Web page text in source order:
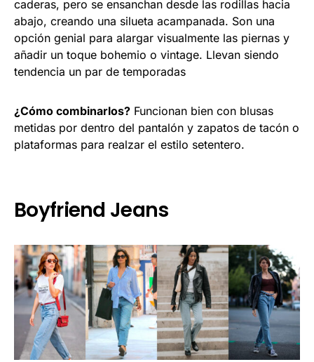
caderas, pero se ensanchan desde las rodillas hacia
abajo, creando una silueta acampanada. Son una
opción genial para alargar visualmente las piernas y
añadir un toque bohemio o vintage. Llevan siendo
tendencia un par de temporadas
¿Cómo combinarlos? Funcionan bien con blusas
metidas por dentro del pantalón y zapatos de tacón o
plataformas para realzar el estilo setentero.
Boyfriend Jeans